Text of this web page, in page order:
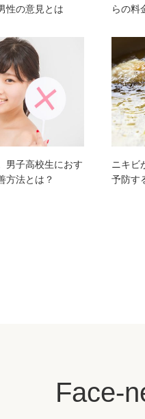
性の意見とは
らの料
男子高校生におす
方法とは？
ニキビ
予防す
Face-